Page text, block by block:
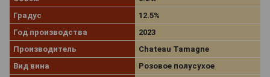
Градус
12.5%
Год производства
2023
Производитель
Chateau Tamagne
Вид вина
Розовое полусухое